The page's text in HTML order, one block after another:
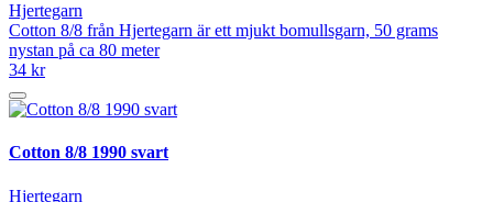
Hjertegarn
Cotton 8/8 från Hjertegarn är ett mjukt bomullsgarn, 50 grams
nystan på ca 80 meter
34 kr
Cotton 8/8 1990 svart
Hjertegarn